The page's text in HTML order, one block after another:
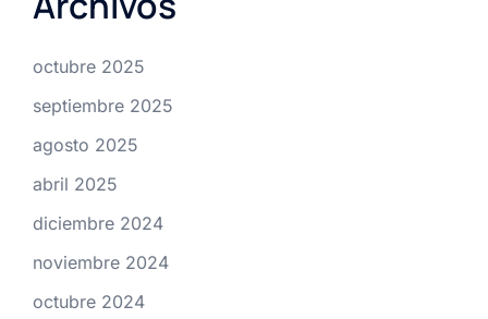
octubre 2025
septiembre 2025
agosto 2025
abril 2025
diciembre 2024
noviembre 2024
octubre 2024